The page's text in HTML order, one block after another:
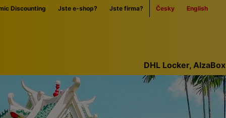
Discounting Jste e-shop? Jste firma? Česky English
Home
DHL Locker, AlzaBox